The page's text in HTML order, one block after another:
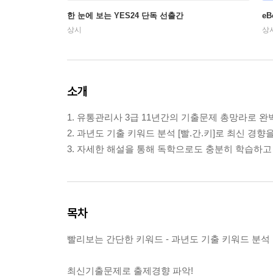
한 눈에 보는 YES24 단독 선출간
상시 상
소개
1. 유통관리사 3급 11년간의 기출문제 총망라로
2. 과년도 기출 키워드 분석 [빨.간.키]로 최신 경향
3. 자세한 해설을 통해 독학으로도 충분히 학습하
목차
빨리보는 간단한 키워드 - 과년도 기출 키워드 분석
최신기출문제로 출제경향 파악!